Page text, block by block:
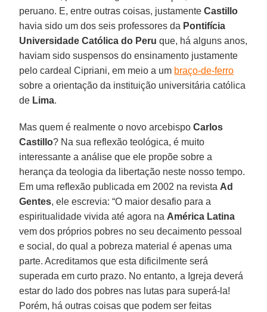
peruano. E, entre outras coisas, justamenteCastillo
havia sido um dos seis professores da Pontifícia
Universidade Católica do Peru que, há alguns anos,
haviam sido suspensos do ensinamento justamente
pelo cardeal Cipriani, em meio a um braço-de-ferro
sobre a orientação da instituição universitária católica
de Lima.
Mas quem é realmente o novo arcebispoCarlos
Castillo? Na sua reflexão teológica, é muito
interessante a análise que ele propõe sobre a
herança da teologia da libertação neste nosso tempo.
Em uma reflexão publicada em 2002 na revista Ad
Gentes, ele escrevia: “O maior desafio para a
espiritualidade vivida até agora na América Latina
vem dos próprios pobres no seu decaimento pessoal
e social, do qual a pobreza material é apenas uma
parte. Acreditamos que esta dificilmente será
superada em curto prazo. No entanto, a Igreja deverá
estar do lado dos pobres nas lutas para superá-la!
Porém, há outras coisas que podem ser feitas